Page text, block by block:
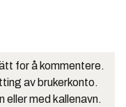
for å kommentere.
av brukerkonto.
eller med kallenavn.